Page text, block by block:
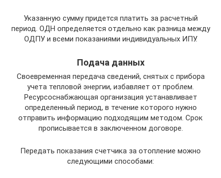
Указанную сумму придется платить за расчетный
период. ОДН определяется отдельно как разница между
ОДПУ и всеми показаниями индивидуальных ИПУ.
Подача данных
Своевременная передача сведений, снятых с прибора
учета тепловой энергии, избавляет от проблем.
Ресурсоснабжающая организация устанавливает
определенный период, в течение которого нужно
отправить информацию подходящим методом. Срок
прописывается в заключенном договоре.
Передать показания счетчика за отопление можно
следующими способами: